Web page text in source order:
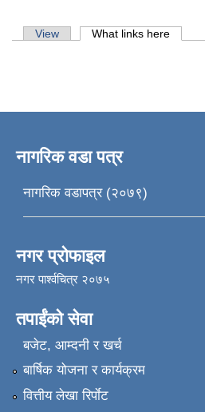
Primary tabs
View What links here
नागरिक वडा पत्र
नागरिक वडापत्र (२०७९)
नगर प्रोफाइल
नगर पार्श्वचित्र २०७५
तपाईंको सेवा
बजेट, आम्दनी र खर्च
बार्षिक योजना र कार्यक्रम
वित्तीय लेखा रिर्पाेट